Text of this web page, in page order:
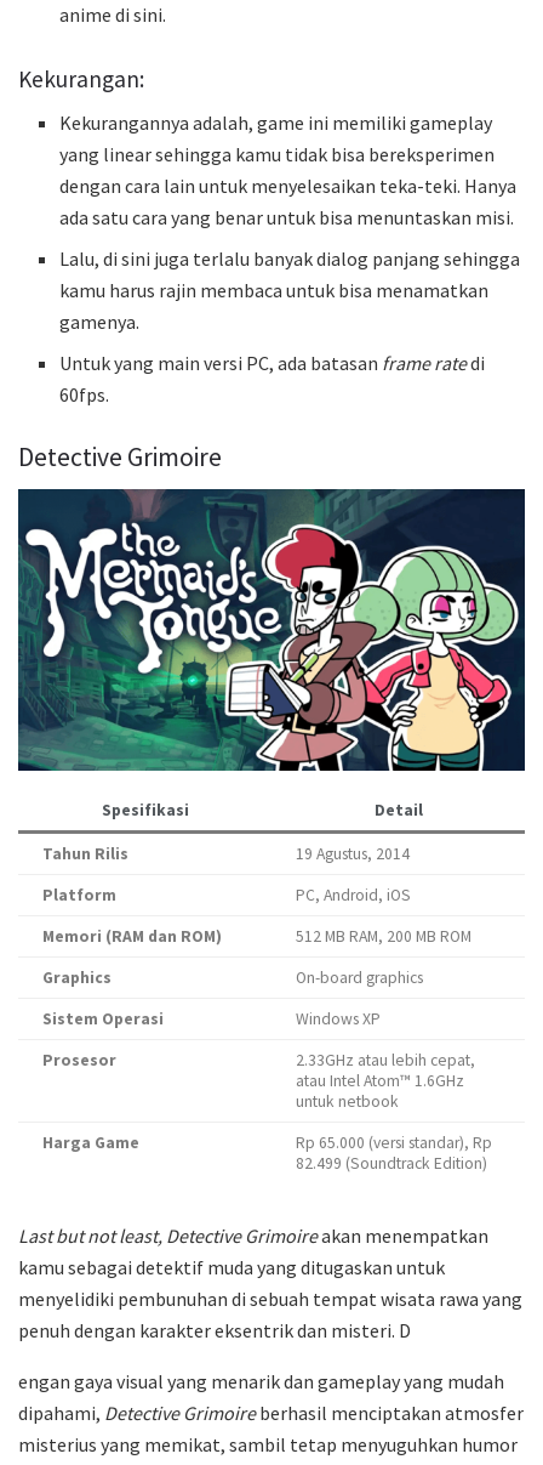
anime di sini.
Kekurangan:
Kekurangannya adalah, game ini memiliki gameplay
yang linear sehingga kamu tidak bisa bereksperimen
dengan cara lain untuk menyelesaikan teka-teki. Hanya
ada satu cara yang benar untuk bisa menuntaskan misi.
Lalu, di sini juga terlalu banyak dialog panjang sehingga
kamu harus rajin membaca untuk bisa menamatkan
gamenya.
Untuk yang main versi PC, ada batasan frame ratedi
60fps.
Detective Grimoire
Spesifikasi Detail
Tahun Rilis
19 Agustus, 2014
Platform
PC, Android, iOS
Memori (RAM dan ROM)
512 MB RAM, 200 MB ROM
Graphics
On-board graphics
Sistem Operasi
Windows XP
Prosesor
2.33GHz atau lebih cepat,
atau Intel Atom™ 1.6GHz
untuk netbook
Harga Game
Rp 65.000 (versi standar), Rp
82.499 (Soundtrack Edition)
Last but not least, Detective Grimoireakan menempatkan
kamu sebagai detektif muda yang ditugaskan untuk
menyelidiki pembunuhan di sebuah tempat wisata rawa yang
penuh dengan karakter eksentrik dan misteri. D
engan gaya visual yang menarik dan gameplay yang mudah
dipahami, Detective Grimoireberhasil menciptakan atmosfer
misterius yang memikat, sambil tetap menyuguhkan humor